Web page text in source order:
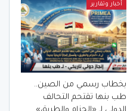
أخبار وتقارير
بخطاب رسمي من الصين..
طب بنها تقتحم التحالف